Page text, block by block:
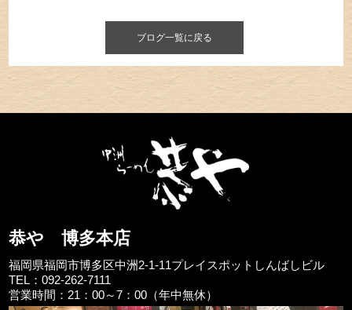
ブログ一覧に戻る
恭や 博多本店
福岡県福岡市博多区中洲2-1-11プレイスポットしんばしビル
TEL：092-262-7111
営業時間：21：00～7：00（年中無休）